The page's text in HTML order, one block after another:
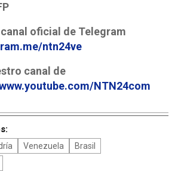
oficial de Telegram
ntn24ve
canal de
NTN24com
Venezuela
Brasil